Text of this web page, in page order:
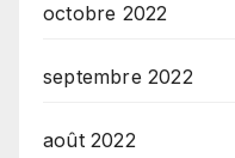
octobre 2022
septembre 2022
août 2022